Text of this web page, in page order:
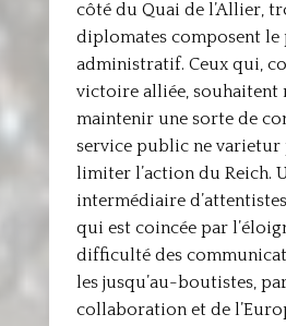
côté du Quai de l’Allier,
diplomates composent le
administratif. Ceux qui,
victoire alliée, souhaitent
maintenir une sorte de
service public ne
limiter l’action du Reich.
intermédiaire
qui est coincée par
difficulté des
les jusqu’au-boutistes,
collaboration et de